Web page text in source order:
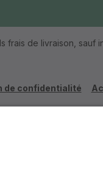
frais de livraison, sauf
de confidentialité